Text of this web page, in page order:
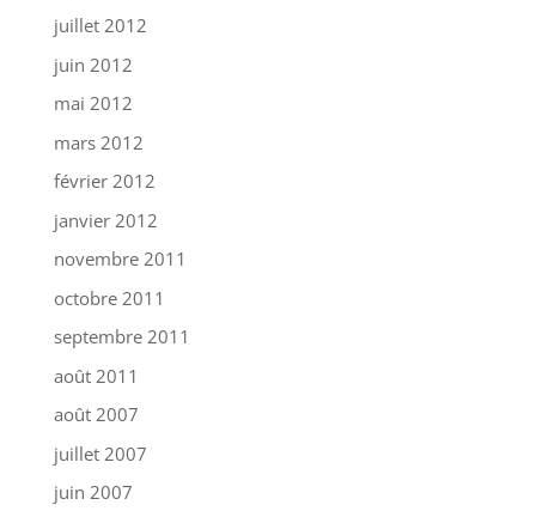
juillet 2012
juin 2012
mai 2012
mars 2012
février 2012
janvier 2012
novembre 2011
octobre 2011
septembre 2011
août 2011
août 2007
juillet 2007
juin 2007